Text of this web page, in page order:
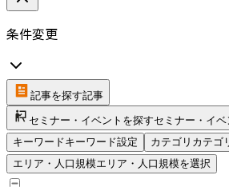
条件変更
記事を探す記事
セミナー・イベントを探すセミナー・イベ
キーワードキーワード設定 カテゴリ カテゴ
エリア・人口規模エリア・人口規模を選択